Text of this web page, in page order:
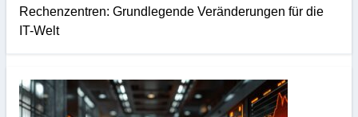
Rechenzentren: Grundlegende Veränderungen für die
IT-Welt